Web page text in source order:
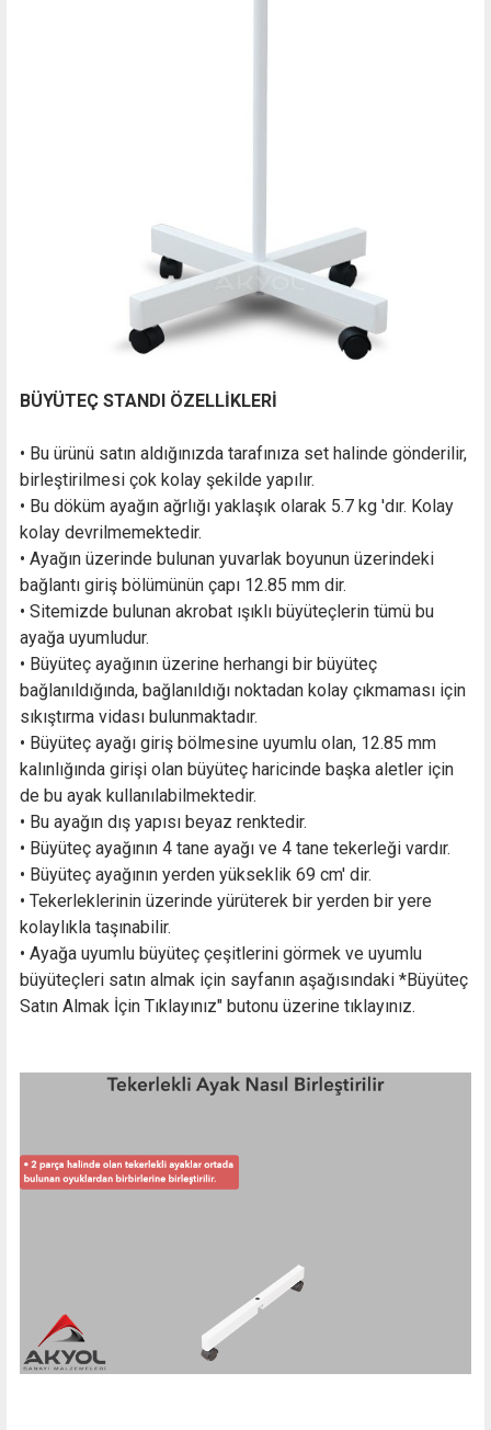
BÜYÜTEÇ STANDI ÖZELLİKLERİ
• Bu ürünü satın aldığınızda tarafınıza set halinde gönderilir,
birleştirilmesi çok kolay şekilde yapılır.
• Bu döküm ayağın ağrlığı yaklaşık olarak 5.7 kg 'dır. Kolay
kolay devrilmemektedir.
• Ayağın üzerinde bulunan yuvarlak boyunun üzerindeki
bağlantı giriş bölümünün çapı 12.85 mm dir.
• Sitemizde bulunan akrobat ışıklı büyüteçlerin tümü bu
ayağa uyumludur.
• Büyüteç ayağının üzerine herhangi bir büyüteç
bağlanıldığında, bağlanıldığı noktadan kolay çıkmaması için
sıkıştırma vidası bulunmaktadır.
• Büyüteç ayağı giriş bölmesine uyumlu olan, 12.85 mm
kalınlığında girişi olan büyüteç haricinde başka aletler için
de bu ayak kullanılabilmektedir.
• Bu ayağın dış yapısı beyaz renktedir.
• Büyüteç ayağının 4 tane ayağı ve 4 tane tekerleği vardır.
• Büyüteç ayağının yerden yükseklik 69 cm' dir.
• Tekerleklerinin üzerinde yürüterek bir yerden bir yere
kolaylıkla taşınabilir.
• Ayağa uyumlu büyüteç çeşitlerini görmek ve uyumlu
büyüteçleri satın almak için sayfanın aşağısındaki *Büyüteç
Satın Almak İçin Tıklayınız" butonu üzerine tıklayınız.